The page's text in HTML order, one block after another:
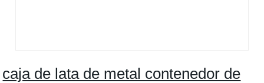
caja de lata de metal contenedor de